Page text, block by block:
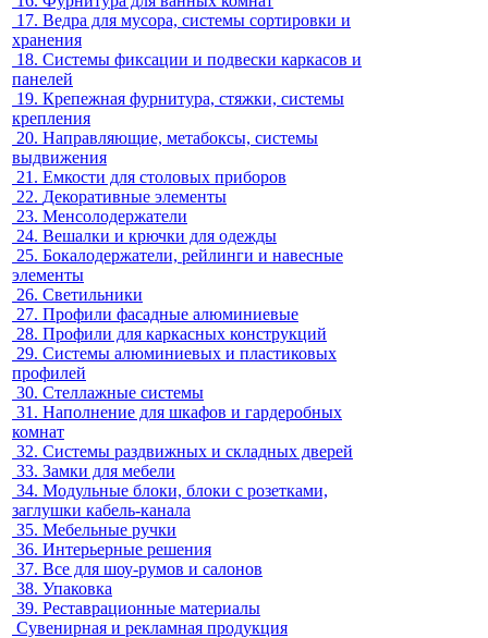
17. Ведра для мусора, системы сортировки и
хранения
18. Системы фиксации и подвески каркасов и
панелей
19. Крепежная фурнитура, стяжки, системы
крепления
20. Направляющие, метабоксы, системы
выдвижения
21. Емкости для столовых приборов
22. Декоративные элементы
23. Менсолодержатели
24. Вешалки и крючки для одежды
25. Бокалодержатели, рейлинги и навесные
элементы
26. Светильники
27. Профили фасадные алюминиевые
28. Профили для каркасных конструкций
29. Системы алюминиевых и пластиковых
профилей
30. Стеллажные системы
31. Наполнение для шкафов и гардеробных
комнат
32. Системы раздвижных и складных дверей
33. Замки для мебели
34. Модульные блоки, блоки с розетками,
заглушки кабель-канала
35. Мебельные ручки
36. Интерьерные решения
37. Все для шоу-румов и салонов
38. Упаковка
39. Реставрационные материалы
Сувенирная и рекламная продукция